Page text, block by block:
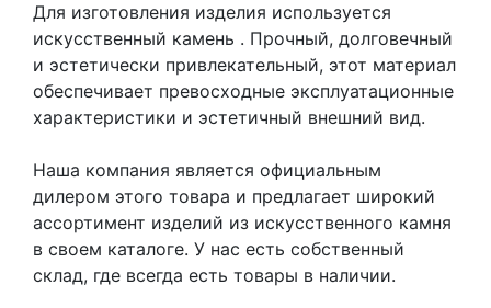
Для изготовления изделия используется
искусственный камень . Прочный, долговечный
и эстетически привлекательный, этот материал
обеспечивает превосходные эксплуатационные
характеристики и эстетичный внешний вид.
Наша компания является официальным
дилером этого товара и предлагает широкий
ассортимент изделий из искусственного камня
в своем каталоге. У нас есть собственный
склад, где всегда есть товары в наличии.